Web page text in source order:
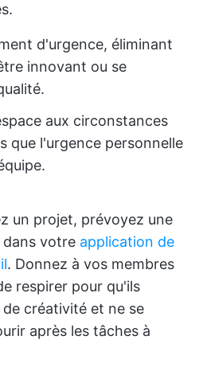
d'urgence, éliminant
innovant ou se
aux circonstances
que l'urgence personnelle
un projet, prévoyez une
votre application de
. Donnez à vos membres
respirer pour qu'ils
créativité et ne se
après les tâches à